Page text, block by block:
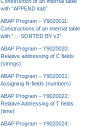
with “APPEND itab”
ABAP Program – Y9020011:
Constructions of an internal table
with “… SORTED BY v2”
ABAP Program – Y9020020:
Relative addressing of C fields
(strings)
ABAP Program – Y9020021:
Assigning N-fields (numbers)
ABAP Program – Y9020022:
Relative Addressing of T fields
(time)
ABAP Program – Y9020024: